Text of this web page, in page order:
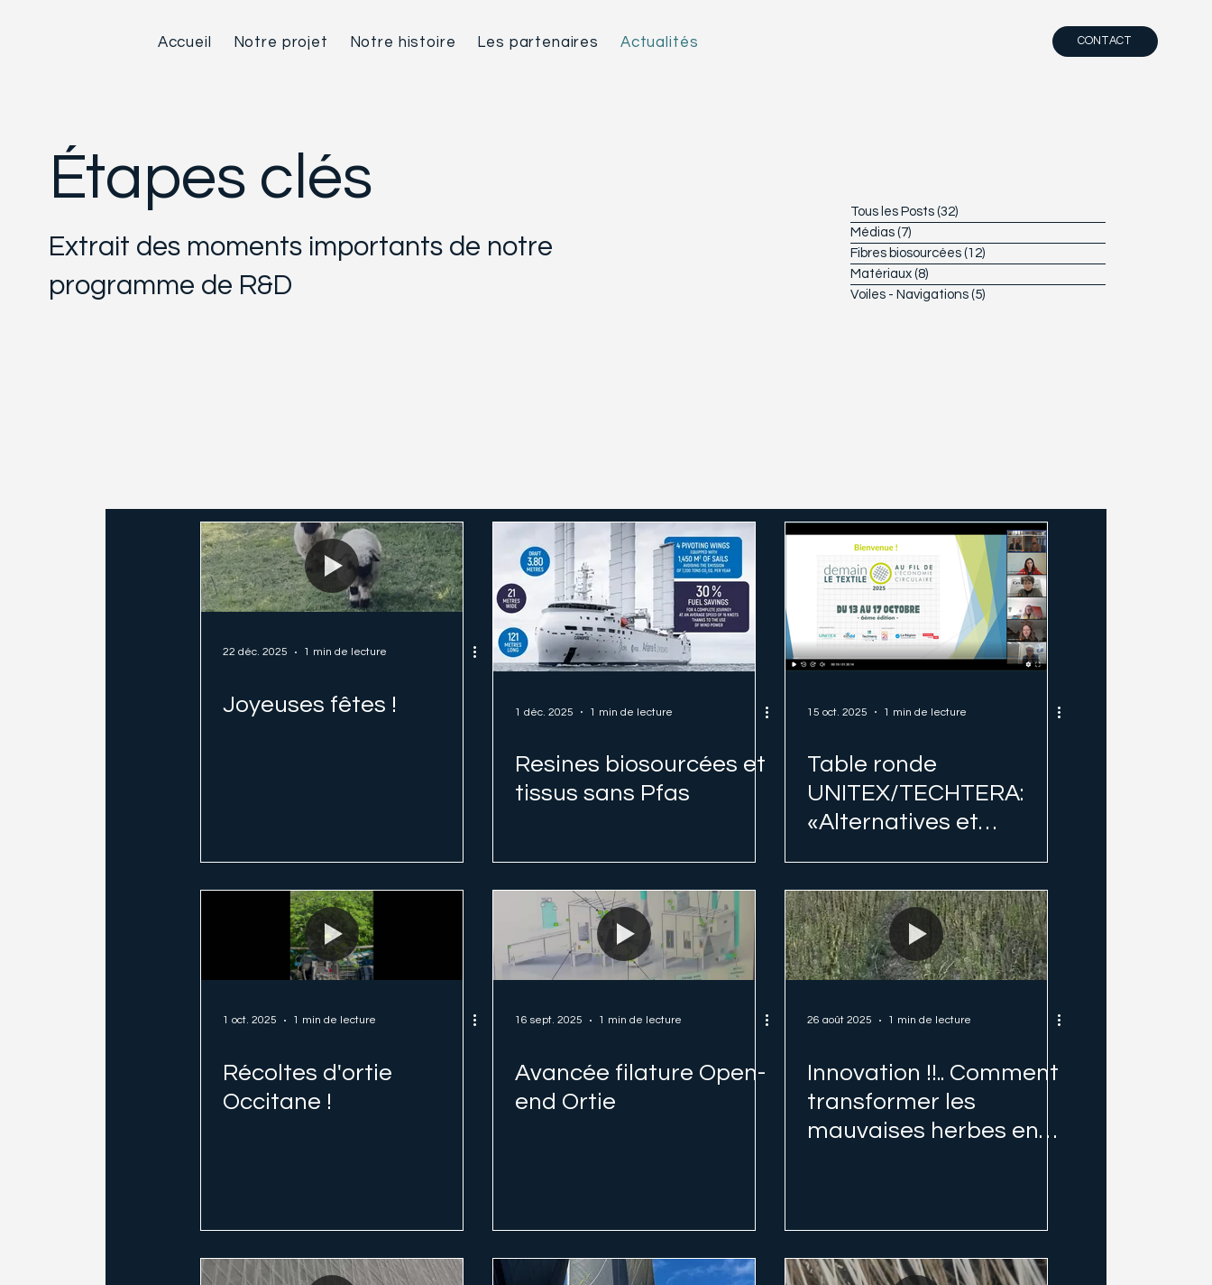
Accueil Notre projet Notre histoire Les partenaires Actualités CONTACT
Étapes clés
Extrait des moments importants de notre
programme de R&D
Tous les Posts (32)
Médias (7)
Fibres biosourcées (12)
Matériaux (8)
Voiles - Navigations (5)
22 déc. 2025 1 min de lecture
Joyeuses fêtes ! 1 déc. 2025 1 min de lecture
Resines biosourcées et
tissus sans Pfas
15 oct. 2025 1 min de lecture
Table ronde
UNITEX/TECHTERA:
«Alternatives et
textile durable»
1 oct. 2025 1 min de lecture
Récoltes d'ortie
Occitane !
16 sept. 2025 1 min de lecture
Avancée filature Open-
end Ortie
26 août 2025 1 min de lecture
Innovation !!.. Comment
transformer les
mauvaises herbes en